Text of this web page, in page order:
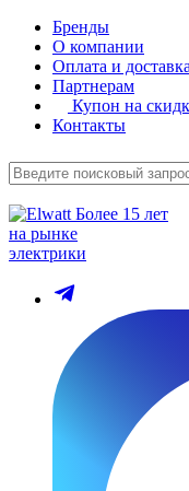
Бренды
О компании
Оплата и доставка
Партнерам
Купон на
Контакты
Более 15 лет
на рынке
электрики